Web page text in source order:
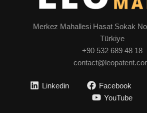
Merkez Mahallesi Hasat Sokak
Türkiye
+90 532 689 48 18
Linkedin Facebook
YouTube